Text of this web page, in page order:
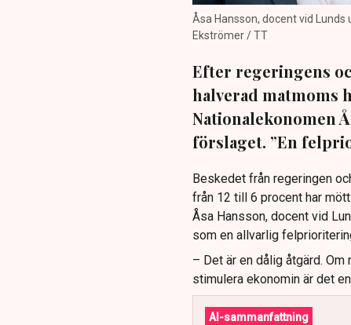
Åsa Hansson, docent vid
Ekströmer / TT
Efter regeringens
halverad matmoms
Nationalekonomen
förslaget. ”En
Beskedet från regeringen
från 12 till 6 procent har
Åsa Hansson, docent vid
som en allvarlig
– Det är en dålig åtgärd.
stimulera ekonomin är det
AI-sammanfattning